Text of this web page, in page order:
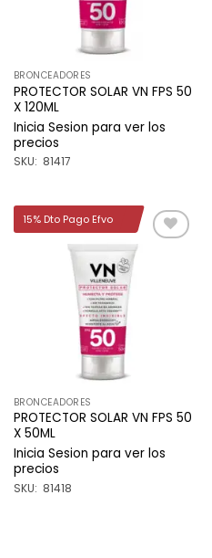
BRONCEADORES
PROTECTOR SOLAR VN FPS 50
X 120ML
Inicia Sesion para ver los
precios
SKU: 81417
BRONCEADORES
PROTECTOR SOLAR VN FPS 50
X 50ML
Inicia Sesion para ver los
precios
SKU: 81418
15% Dto Pago Efvo